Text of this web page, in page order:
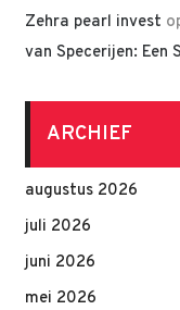
Zehra pearl invest
van Specerijen: Een
ARCHIEF
augustus 2026
juli 2026
juni 2026
mei 2026